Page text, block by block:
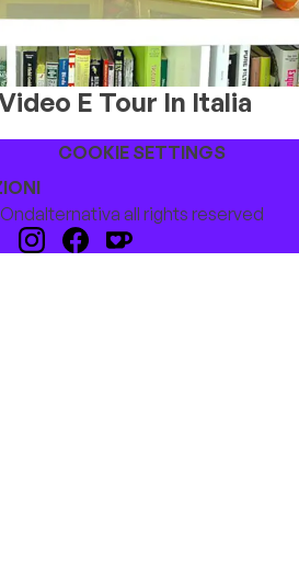
E Tour In Italia
COOKIE SETTINGS
all rights reserved